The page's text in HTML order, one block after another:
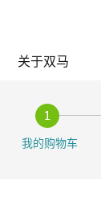
关于双马
我的购物车